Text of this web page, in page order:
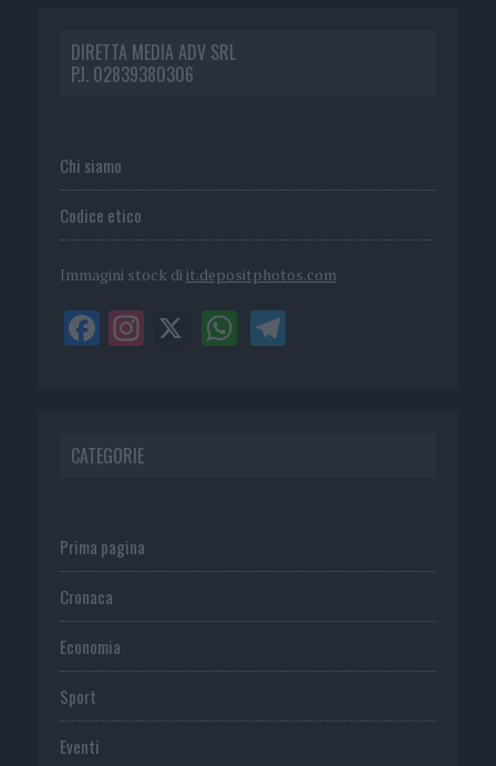
DIRETTA MEDIA ADV SRL
P.I. 02839380306
Chi siamo
Codice etico
Immagini stock di it.depositphotos.com
CATEGORIE
Prima pagina
Cronaca
Economia
Sport
Eventi